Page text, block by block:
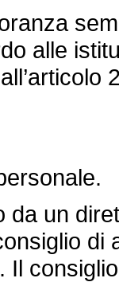
alle
un
di
Il